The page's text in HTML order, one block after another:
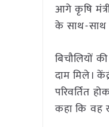
आगे कृषि
के साथ-साथ
बिचौलियों
दाम मिले।
परिवर्तित
कहा कि वह